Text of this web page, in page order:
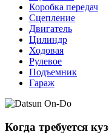
Коробка передач
Сцепление
Двигатель
Цилиндр
Ходовая
Рулевое
Подъемник
Гараж
Когда требуется